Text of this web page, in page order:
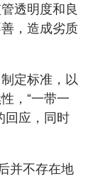
透明度和良
，造成劣质
定标准，以
，“一带一
回应，同时
并不存在地